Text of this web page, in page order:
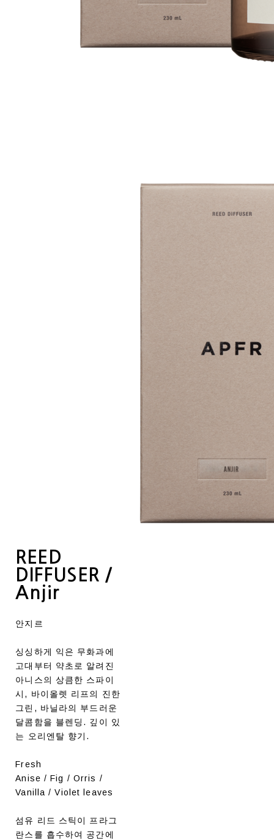
REED
DIFFUSER /
Anjir
안지르
싱싱하게 익은 무화과에
고대부터 약초로 알려진
아니스의 상큼한 스파이
시, 바이올렛 리프의 진한
그린, 바닐라의 부드러운
달콤함을 블렌딩. 깊이 있
는 오리엔탈 향기.
Fresh
Anise / Fig / Orris /
Vanilla / Violet leaves
섬유 리드 스틱이 프라그
란스를 흡수하여 공간에